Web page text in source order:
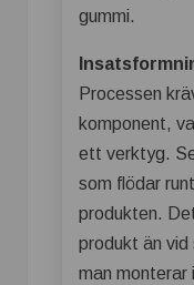
gummi.
Processen
komponent,
ett verktyg.
som flödar
produkten.
produkt än vid
man monterar